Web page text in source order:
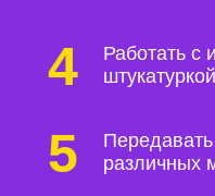
Работать с
штукатуркой
4
различных
5